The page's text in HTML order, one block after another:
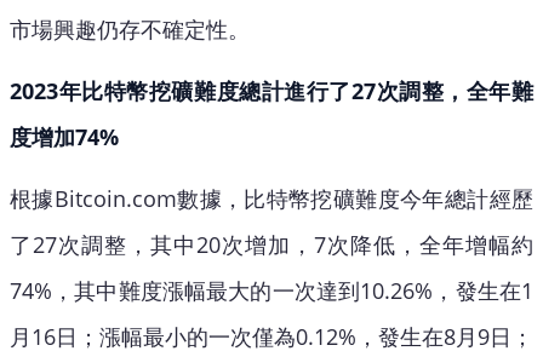
市場興趣仍存不確定性。
2023年比特幣挖礦難度總計進行了27次調整，全年難
度增加74%
根據Bitcoin.com數據，比特幣挖礦難度今年總計經歷
了27次調整，其中20次增加，7次降低，全年增幅約
74%，其中難度漲幅最大的一次達到10.26%，發生在1
月16日；漲幅最小的一次僅為0.12%，發生在8月9日；